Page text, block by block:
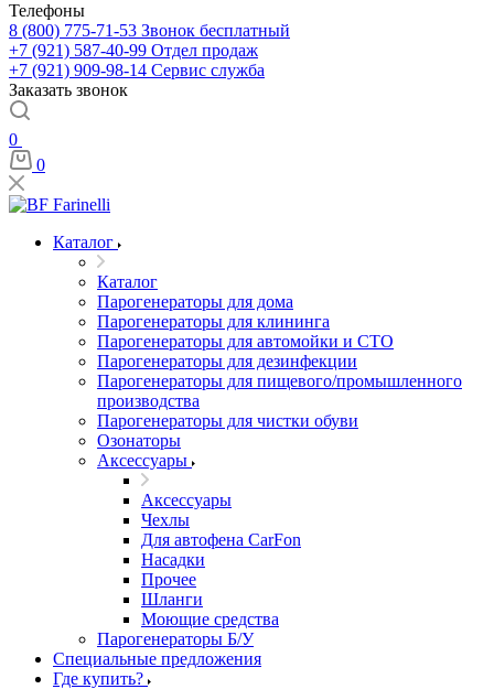
Телефоны
8 (800) 775-71-53 Звонок бесплатный
+7 (921) 587-40-99 Отдел продаж
+7 (921) 909-98-14 Сервис служба
Заказать звонок
0
0
Каталог
Каталог
Парогенераторы для дома
Парогенераторы для клининга
Парогенераторы для автомойки и СТО
Парогенераторы для дезинфекции
Парогенераторы для пищевого/промышленного
производства
Парогенераторы для чистки обуви
Озонаторы
Аксессуары
Аксессуары
Чехлы
Для автофена CarFon
Насадки
Прочее
Шланги
Моющие средства
Парогенераторы Б/У
Специальные предложения
Где купить?